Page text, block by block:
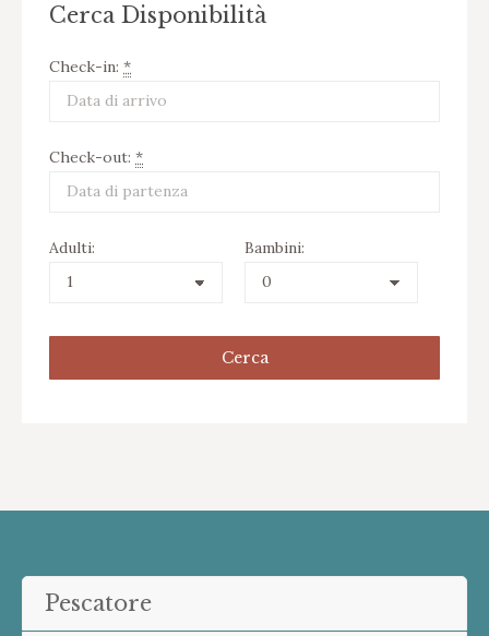
Cerca Disponibilità
Check-in: *
Check-out: *
Adulti: Bambini:
Pescatore